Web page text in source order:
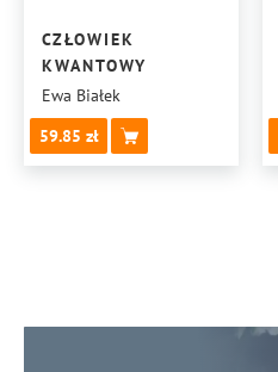
CZŁOWIEK
KWANTOWY
Ewa Białek
59.85